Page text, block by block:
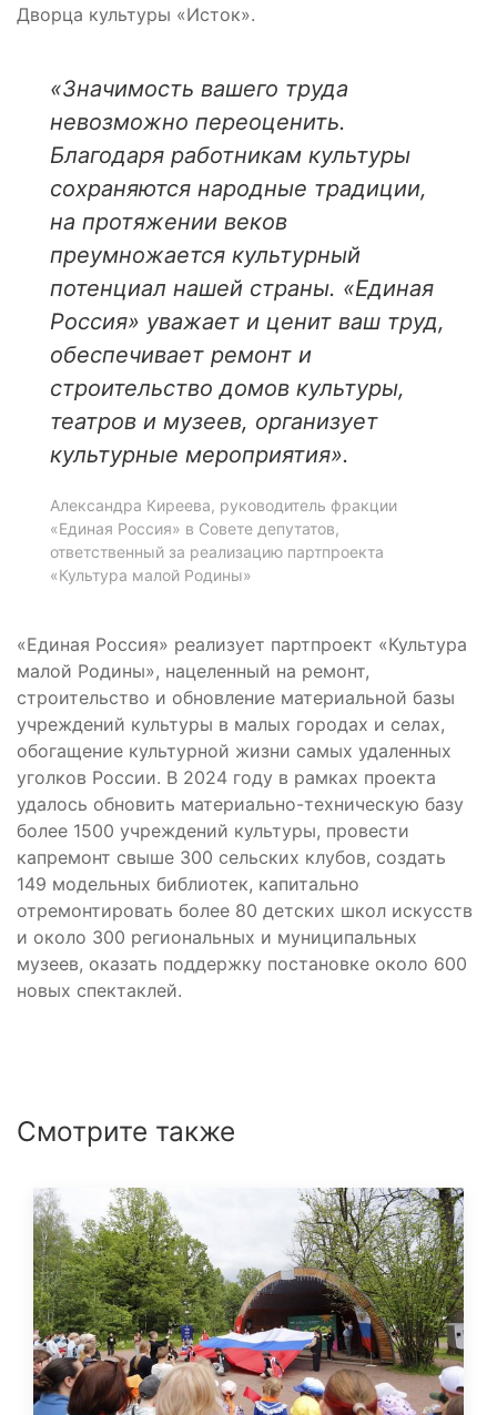
Дворца культуры «Исток».
«Значимость вашего труда
невозможно переоценить.
Благодаря работникам культуры
сохраняются народные традиции,
на протяжении веков
преумножается культурный
потенциал нашей страны. «Единая
Россия» уважает и ценит ваш труд,
обеспечивает ремонт и
строительство домов культуры,
театров и музеев, организует
культурные мероприятия».
Александра Киреева, руководитель фракции
«Единая Россия» в Совете депутатов,
ответственный за реализацию партпроекта
«Культура малой Родины»
«Единая Россия» реализует партпроект «Культура
малой Родины», нацеленный на ремонт,
строительство и обновление материальной базы
учреждений культуры в малых городах и селах,
обогащение культурной жизни самых удаленных
уголков России. В 2024 году в рамках проекта
удалось обновить материально-техническую базу
более 1500 учреждений культуры, провести
капремонт свыше 300 сельских клубов, создать
149 модельных библиотек, капитально
отремонтировать более 80 детских школ искусств
и около 300 региональных и муниципальных
музеев, оказать поддержку постановке около 600
новых спектаклей.
Смотрите также